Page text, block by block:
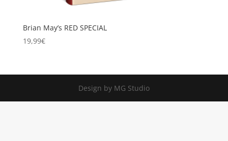
Brian May’s RED SPECIAL
19,99€
Design by MG Studio